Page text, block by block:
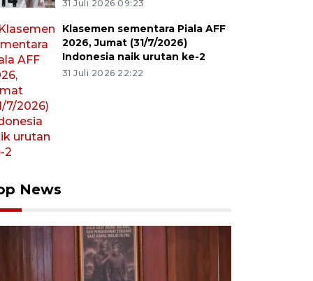
31 Juli 2026 09:23
Klasemen sementara Piala AFF
2026, Jumat (31/7/2026)
Indonesia naik urutan ke-2
31 Juli 2026 22:22
News